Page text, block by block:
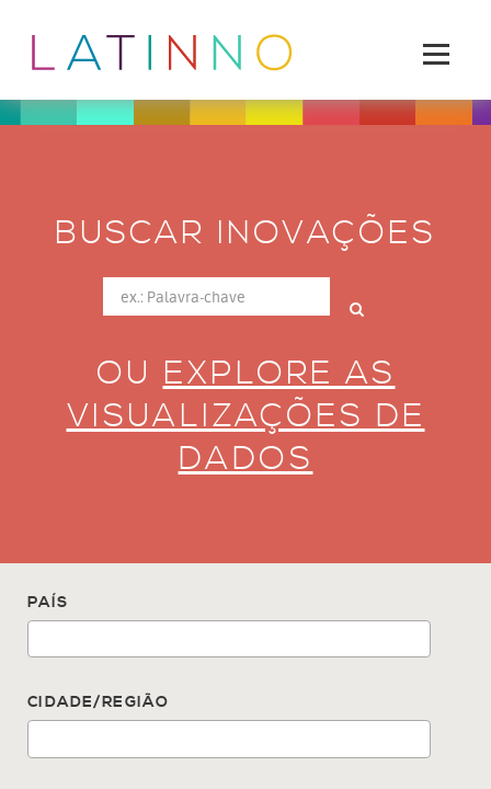
BUSCAR INOVAÇÕES
OU EXPLORE AS
VISUALIZAÇÕES DE
DADOS
PAÍS
CIDADE/REGIÃO